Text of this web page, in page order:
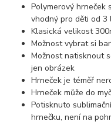
Polymerový hrneček
vhodný pro děti od 3
Klasická velikost
Možnost vybrat si
Možnost natisknout
jen obrázek
Hrneček je téměř
Hrneček může do
Potisknuto
hrnečku, není na